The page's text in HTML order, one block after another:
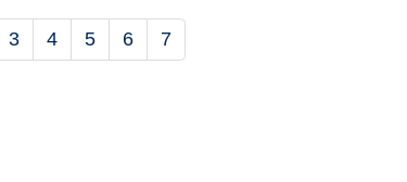
3 4 5 6 7